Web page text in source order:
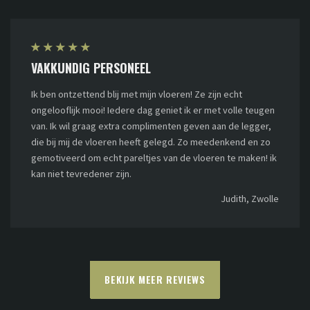
★ ★ ★ ★ ★
VAKKUNDIG PERSONEEL
Ik ben ontzettend blij met mijn vloeren! Ze zijn echt
ongelooflijk mooi! Iedere dag geniet ik er met volle teugen
van. Ik wil graag extra complimenten geven aan de legger,
die bij mij de vloeren heeft gelegd. Zo meedenkend en zo
gemotiveerd om echt pareltjes van de vloeren te maken! ik
kan niet tevredener zijn.
Judith, Zwolle
BEKIJK MEER REVIEWS